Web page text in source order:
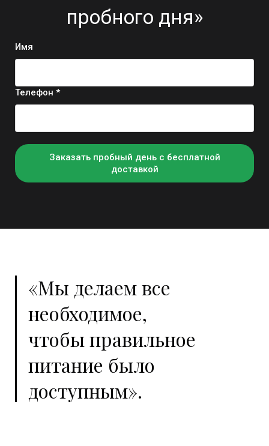
пробного дня»
Имя
Телефон *
Заказать пробный день с бесплатной
доставкой
«Мы делаем все
необходимое,
чтобы правильное
питание было
доступным».